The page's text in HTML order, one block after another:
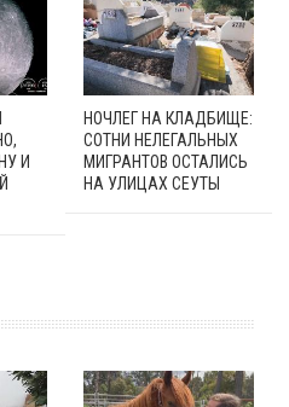
И
НОЧЛЕГ НА КЛАДБИЩЕ:
СОТНИ НЕЛЕГАЛЬНЫХ
МИГРАНТОВ ОСТАЛИСЬ
НА УЛИЦАХ СЕУТЫ